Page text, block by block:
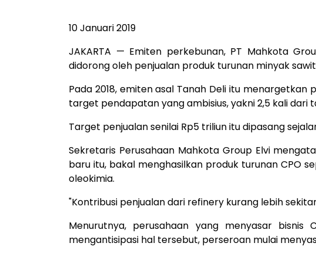
10 Januari 2019
JAKARTA — Emiten perkebunan, PT Mahkota
didorong oleh penjualan produk turunan minyak
Pada 2018, emiten asal Tanah Deli itu
target pendapatan yang ambisius, yakni 2,5 kali dari
Target penjualan senilai Rp5 triliun itu dipasang
Sekretaris Perusahaan Mahkota Group Elvi
baru itu, bakal menghasilkan produk turunan CPO
oleokimia.
"Kontribusi penjualan dari refinery kurang lebih
Menurutnya, perusahaan yang menyasar
mengantisipasi hal tersebut, perseroan mulai